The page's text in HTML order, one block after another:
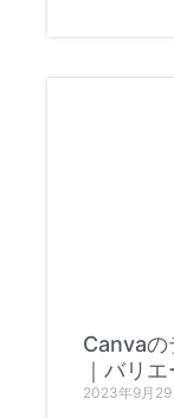
Canvaの
｜バリ
2023年9月29